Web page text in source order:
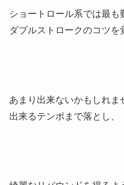
ショートロール系では最も
ダブルストロークのコツを
あまり出来ないかもしれま
出来るテンポまで落とし、